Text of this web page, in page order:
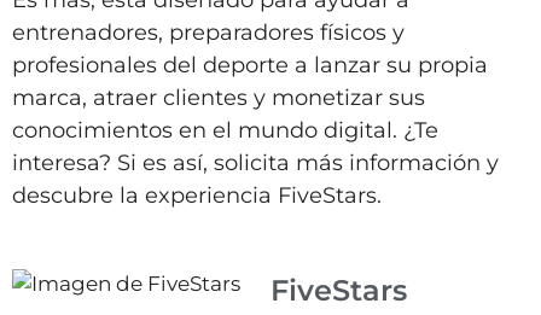
entrenadores, preparadores físicos y
profesionales del deporte a lanzar su propia
marca, atraer clientes y monetizar sus
conocimientos en el mundo digital. ¿Te
interesa? Si es así, solicita más información y
descubre la experiencia FiveStars.
FiveStars